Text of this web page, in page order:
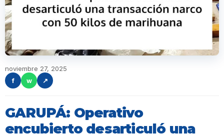
noviembre 27, 2025
f
w ↗
GARUPÁ: Operativo
encubierto desarticuló una